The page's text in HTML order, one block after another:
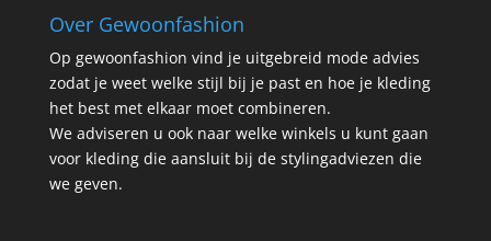
Over Gewoonfashion
Op gewoonfashion vind je uitgebreid mode advies
zodat je weet welke stijl bij je past en hoe je kleding
het best met elkaar moet combineren.
We adviseren u ook naar welke winkels u kunt gaan
voor kleding die aansluit bij de stylingadviezen die
we geven.